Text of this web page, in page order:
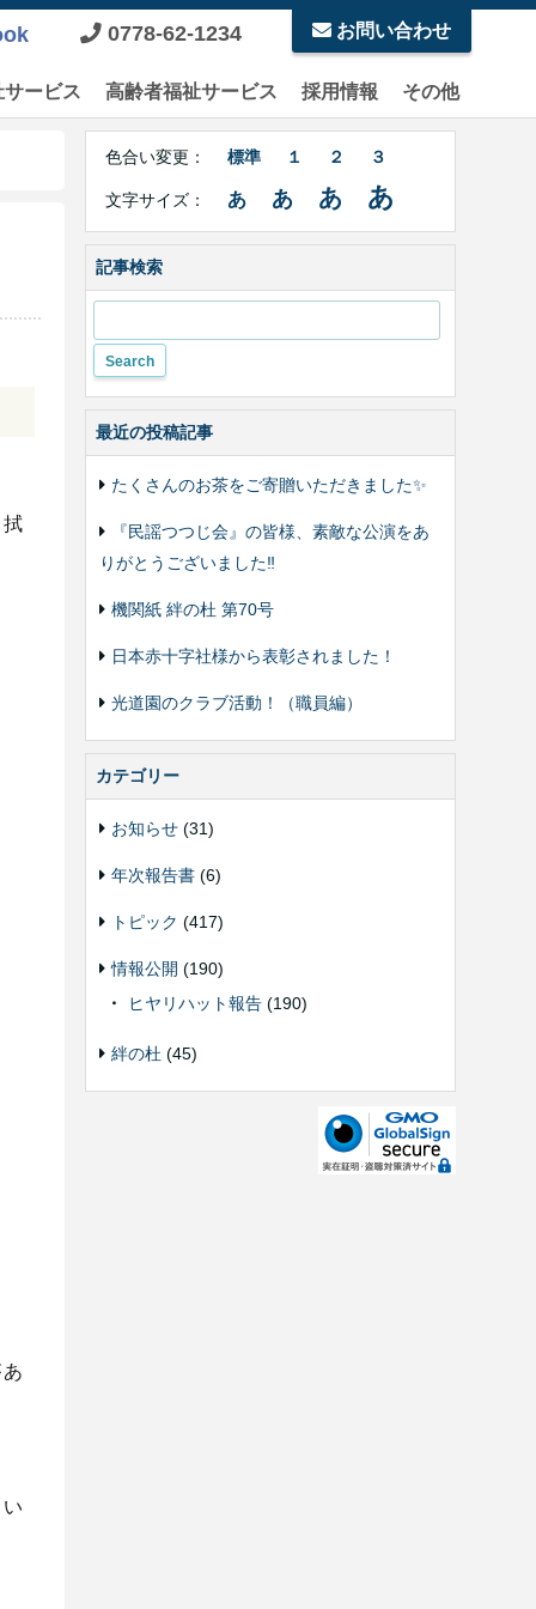
0778-62-1234 お問い合わせ
ービス 高齢者福祉サービス 採用情報 その他
Right
Side
色
合
変
色合い変更： 標準 １ ２ ３
文字サイズ： あ あ あ あ
記事検索
最近の投稿記事
たくさんのお茶をご寄贈いただきました✨
『民謡つつじ会』の皆様、素敵な公演をあ
りがとうございました‼️
機関紙 絆の杜 第70号
日本赤十字社様から表彰されました！
光道園のクラブ活動！（職員編）
カテゴリー
お知らせ (31)
年次報告書 (6)
トピック (417)
情報公開 (190)
ヒヤリハット報告 (190)
絆の杜 (45)